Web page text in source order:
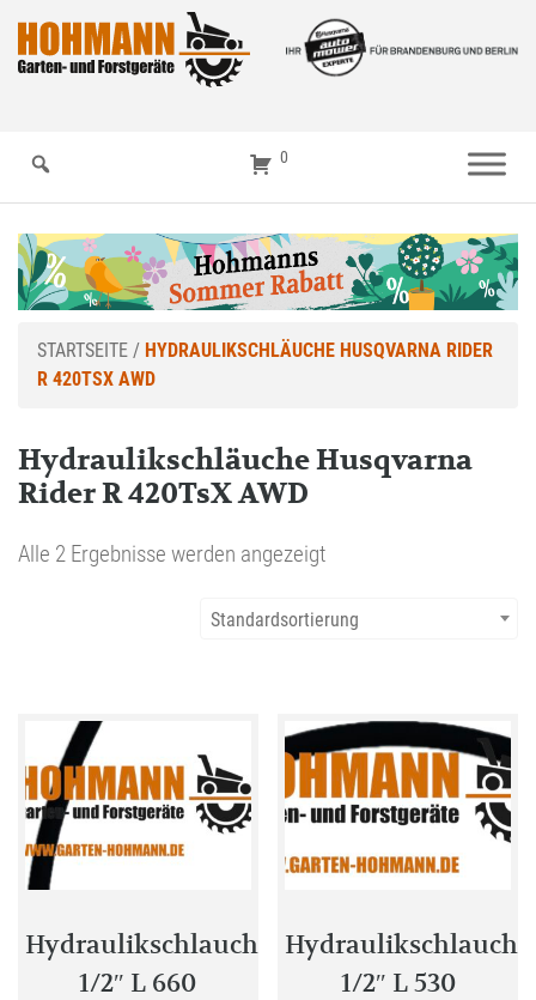
0
STARTSEITE / HYDRAULIKSCHLÄUCHE HUSQVARNA RIDER
R 420TSX AWD
Hydraulikschläuche Husqvarna
Rider R 420TsX AWD
Alle 2 Ergebnisse werden angezeigt
Standardsortierung
Hydraulikschlauch
1/2″ L 660
Hydraulikschlauch
1/2″ L 530